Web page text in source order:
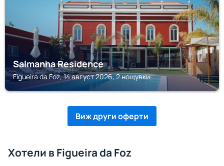
Salmanha Residence
Figueira da Foz, 14 август 2026, 2 нощувки
Виж други оферти
Хотели в Figueira da Foz